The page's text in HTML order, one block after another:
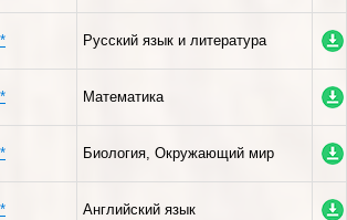
Русский язык и литература
Математика
Биология, Окружающий мир
Английский язык